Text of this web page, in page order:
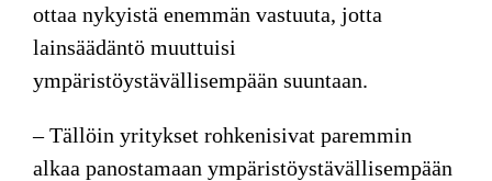
ottaa nykyistä enemmän vastuuta, jotta
lainsäädäntö muuttuisi
ympäristöystävällisempään suuntaan.
– Tällöin yritykset rohkenisivat paremmin
alkaa panostamaan ympäristöystävällisempään